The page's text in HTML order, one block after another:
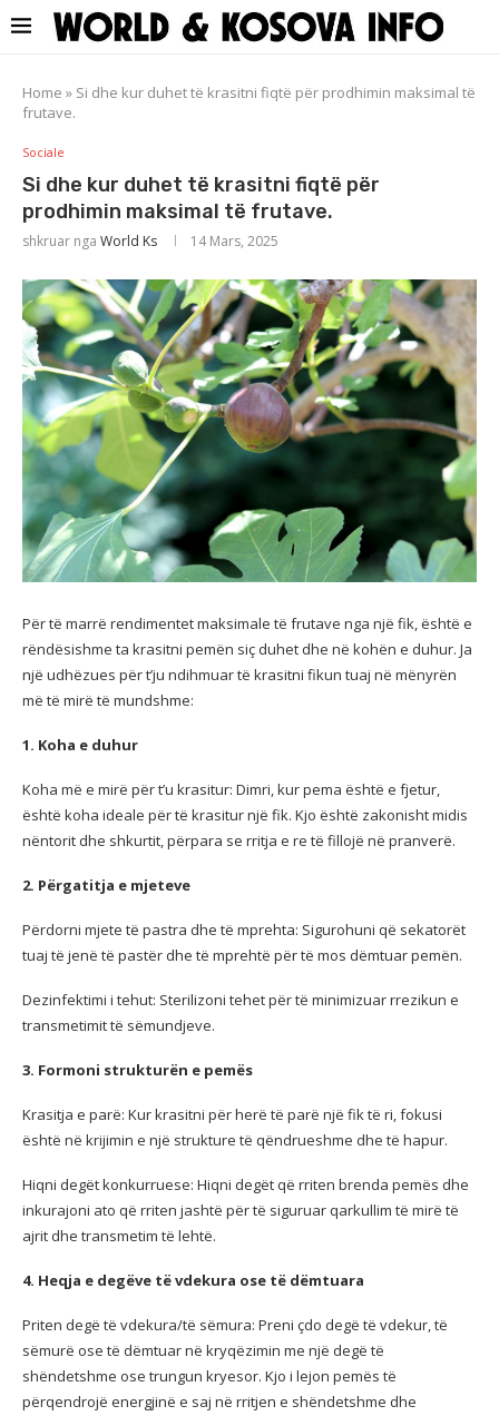
Home » Si dhe kur duhet të krasitni fiqtë për prodhimin maksimal të
frutave.
Sociale
Si dhe kur duhet të krasitni fiqtë për
prodhimin maksimal të frutave.
shkruar nga World Ks 14 Mars, 2025
Për të marrë rendimentet maksimale të frutave nga një fik, është e
rëndësishme ta krasitni pemën siç duhet dhe në kohën e duhur. Ja
një udhëzues për t’ju ndihmuar të krasitni fikun tuaj në mënyrën
më të mirë të mundshme:
1. Koha e duhur
Koha më e mirë për t’u krasitur: Dimri, kur pema është e fjetur,
është koha ideale për të krasitur një fik. Kjo është zakonisht midis
nëntorit dhe shkurtit, përpara se rritja e re të fillojë në pranverë.
2. Përgatitja e mjeteve
Përdorni mjete të pastra dhe të mprehta: Sigurohuni që sekatorët
tuaj të jenë të pastër dhe të mprehtë për të mos dëmtuar pemën.
Dezinfektimi i tehut: Sterilizoni tehet për të minimizuar rrezikun e
transmetimit të sëmundjeve.
3. Formoni strukturën e pemës
Krasitja e parë: Kur krasitni për herë të parë një fik të ri, fokusi
është në krijimin e një strukture të qëndrueshme dhe të hapur.
Hiqni degët konkurruese: Hiqni degët që rriten brenda pemës dhe
inkurajoni ato që rriten jashtë për të siguruar qarkullim të mirë të
ajrit dhe transmetim të lehtë.
4. Heqja e degëve të vdekura ose të dëmtuara
Priten degë të vdekura/të sëmura: Preni çdo degë të vdekur, të
sëmurë ose të dëmtuar në kryqëzimin me një degë të
shëndetshme ose trungun kryesor. Kjo i lejon pemës të
përqendrojë energjinë e saj në rritjen e shëndetshme dhe